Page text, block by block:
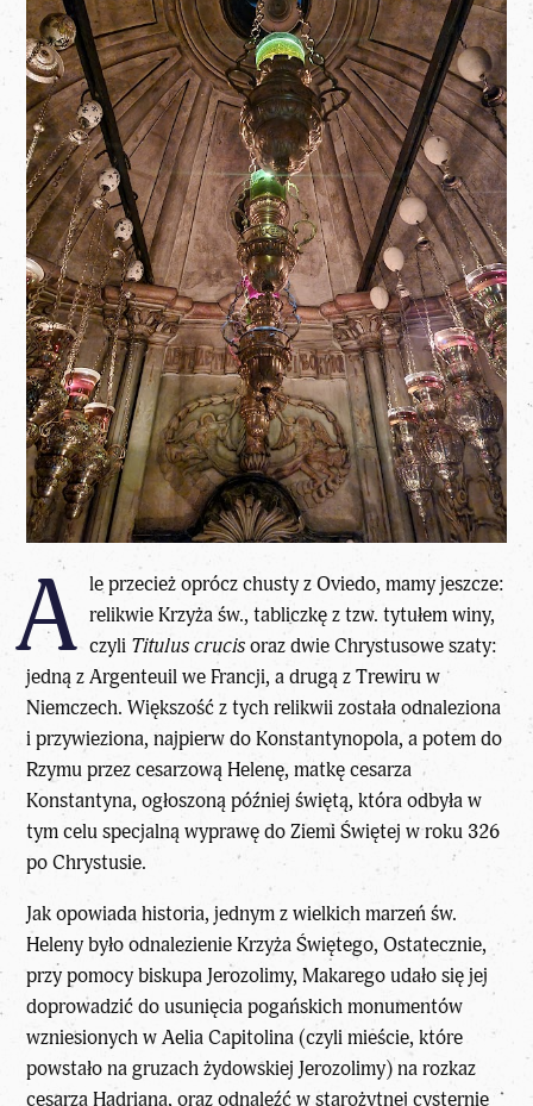
A le przecież oprócz chusty z Oviedo, mamy jeszcze:
relikwie Krzyża św., tabliczkę z tzw. tytułem winy,
czyli Titulus crucisoraz dwie Chrystusowe szaty:
jedną z Argenteuil we Francji, a drugą z Trewiru w
Niemczech. Większość z tych relikwii została odnaleziona
i przywieziona, najpierw do Konstantynopola, a potem do
Rzymu przez cesarzową Helenę, matkę cesarza
Konstantyna, ogłoszoną później świętą, która odbyła w
tym celu specjalną wyprawę do Ziemi Świętej w roku 326
po Chrystusie.
Jak opowiada historia, jednym z wielkich marzeń św.
Heleny było odnalezienie Krzyża Świętego, Ostatecznie,
przy pomocy biskupa Jerozolimy, Makarego udało się jej
doprowadzić do usunięcia pogańskich monumentów
wzniesionych w Aelia Capitolina (czyli mieście, które
powstało na gruzach żydowskiej Jerozolimy) na rozkaz
cesarza Hadriana, oraz odnaleźć w starożytnej cysternie